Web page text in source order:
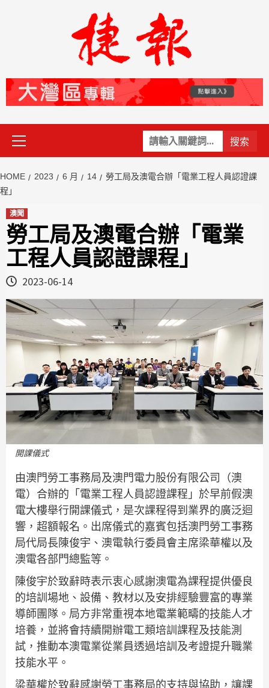
關
鍵
Primary
Menu
HOME 2023 6 月 14
勞工局及澳電合辦「電業工程人員認證課
程」
澳聞
勞工局及澳電合辦「電業
工程人員認證課程」
2023-06-14
開課儀式
由澳門勞工事務局及澳門電力股份有限公司（澳
電）合辦的「電業工程人員認證課程」於早前假澳
電大樓舉行開課儀式，是次課程得到業界的廣泛迴
響，超額報名。出席儀式的嘉賓包括澳門勞工事務
局代局長陳俊宇、澳電執行委員會主席梁華權以及
澳電各部門總監等。
陳俊宇於致辭時表示衷心感謝澳電為課程提供優良
的培訓場地、設備、教材以及安排經驗豐富的專業
導師團隊。局方非常重視本地電業範疇的技能人才
培養，並將會持續開辦電工類培訓課程及技能測
試，推動本澳電業從業員透過培訓及考證提升職業
技能水平。
梁華權於致辭感謝勞工事務局的支持與協助，讓課